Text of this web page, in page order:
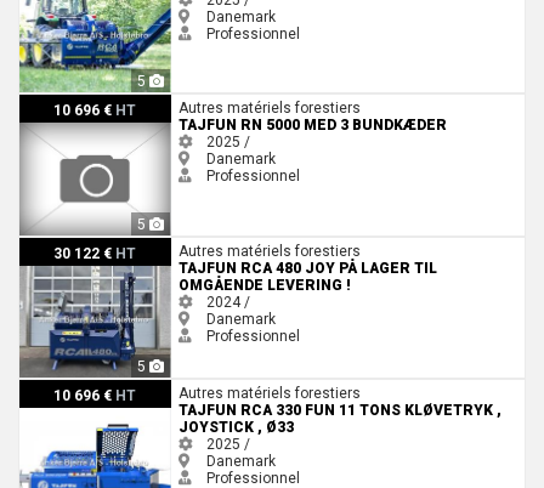
5
Danemark
Professionnel
10 696 € HT
5
Tajfun RN 5000 med 3 bundkæderAutres matériels forestiers
TAJFUN RN 5000 MED 3 BUNDKÆDER
2025 /
Danemark
Professionnel
30 122 € HT
5
Tajfun RCA 480 JOY PÅ LAGER TIL OMGÅENDE LEVERING !
Autres matériels forestiers
TAJFUN RCA 480 JOY PÅ LAGER TIL
OMGÅENDE LEVERING !
2024 /
Danemark
Professionnel
10 696 € HT
Tajfun RCA 330 FUN 11 TONS Kløvetryk , Joystick , Ø33
Autres matériels forestiers
TAJFUN RCA 330 FUN 11 TONS KLØVETRYK ,
JOYSTICK , Ø33
2025 /
Danemark
Professionnel